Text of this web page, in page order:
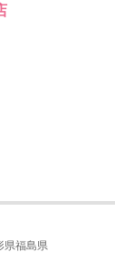
県福島県